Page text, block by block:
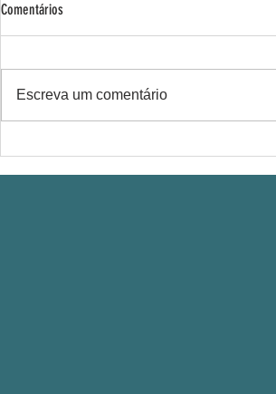
Comentários
Escreva um comentário